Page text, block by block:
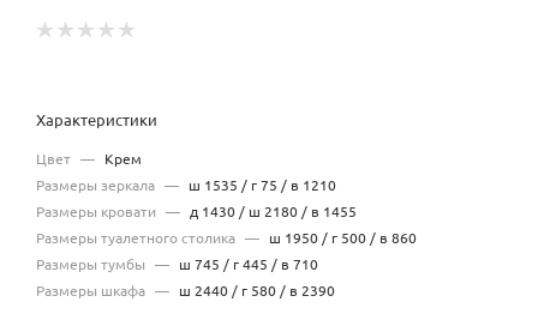
Характеристики
Цвет — Крем
Размеры зеркала — ш 1535 / г 75 / в 1210
Размеры кровати — д 1430 / ш 2180 / в 1455
Размеры туалетного столика — ш 1950 / г 500 / в 860
Размеры тумбы — ш 745 / г 445 / в 710
Размеры шкафа — ш 2440 / г 580 / в 2390